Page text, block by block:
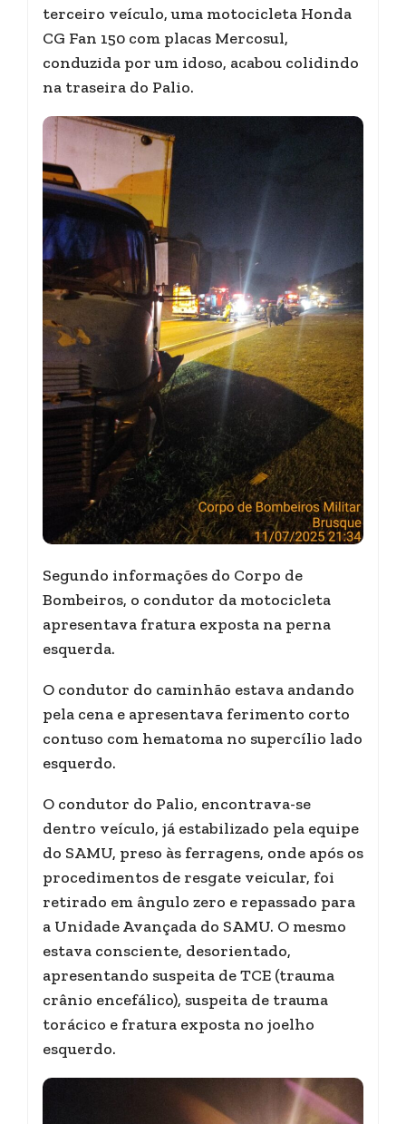
terceiro veículo, uma motocicleta Honda
CG Fan 150 com placas Mercosul,
conduzida por um idoso, acabou colidindo
na traseira do Palio.
Segundo informações do Corpo de
Bombeiros, o condutor da motocicleta
apresentava fratura exposta na perna
esquerda.
O condutor do caminhão estava andando
pela cena e apresentava ferimento corto
contuso com hematoma no supercílio lado
esquerdo.
O condutor do Palio, encontrava-se
dentro veículo, já estabilizado pela equipe
do SAMU, preso às ferragens, onde após os
procedimentos de resgate veicular, foi
retirado em ângulo zero e repassado para
a Unidade Avançada do SAMU. O mesmo
estava consciente, desorientado,
apresentando suspeita de TCE (trauma
crânio encefálico), suspeita de trauma
torácico e fratura exposta no joelho
esquerdo.